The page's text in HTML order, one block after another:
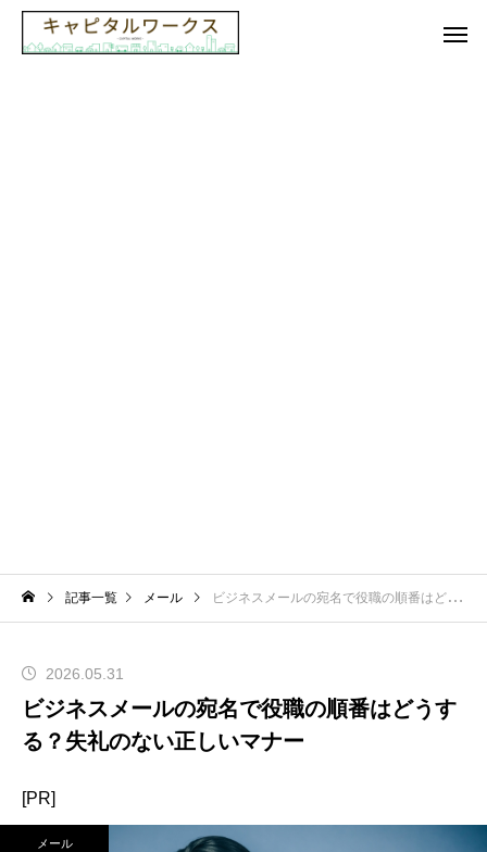
記事一覧 メール ビジネスメールの宛名で役職の順番はどうする？失礼のない正しいマナー
2026.05.31
ビジネスメールの宛名で役職の順番はどうす
る？失礼のない正しいマナー
[PR]
メール